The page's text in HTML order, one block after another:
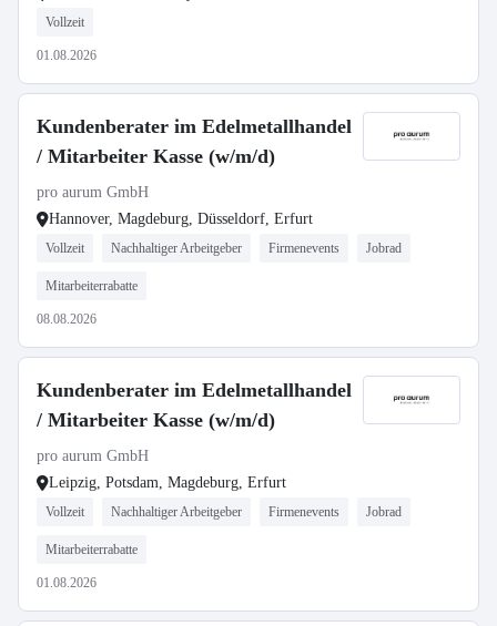
Vollzeit
01.08.2026
Kundenberater im Edelmetallhandel
/ Mitarbeiter Kasse (w/m/d)
pro aurum GmbH
Hannover, Magdeburg, Düsseldorf, Erfurt
Vollzeit Nachhaltiger Arbeitgeber Firmenevents Jobrad
Mitarbeiterrabatte
08.08.2026
Kundenberater im Edelmetallhandel
/ Mitarbeiter Kasse (w/m/d)
pro aurum GmbH
Leipzig, Potsdam, Magdeburg, Erfurt
Vollzeit Nachhaltiger Arbeitgeber Firmenevents Jobrad
Mitarbeiterrabatte
01.08.2026